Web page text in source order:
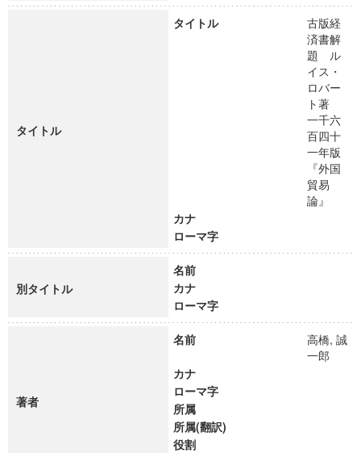
タイトル
タイトル
古版経
済書解
題 ル
イス・
ロバー
ト著
一千六
百四十
一年版
『外国
貿易
論』
カナ
ローマ字
別タイトル
名前
カナ
ローマ字
著者
名前
高橋, 誠
一郎
カナ
ローマ字
所属
所属(翻訳)
役割